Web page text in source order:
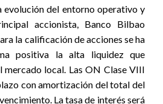
evolución del entorno operativo y
accionista, Banco Bilbao
la calificación de acciones se ha
positiva la alta liquidez que
mercado local. Las ON Clase VIII
con amortización del total del
La tasa de interés será